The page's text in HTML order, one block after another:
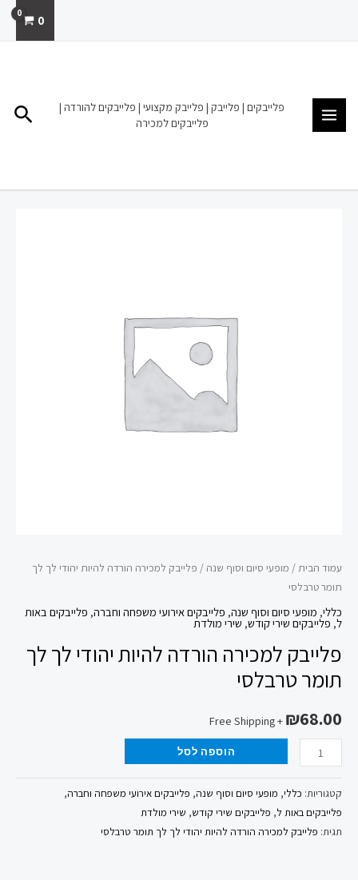
0
פלייבקים | פלייבק | פלייבק מקצועי | פלייבקים להורדה |
פלייבקים למכירה
עמוד הבית/ מופעי סיום וסוף שנה / פלייבק למכירה הורדה להיות יהודי לך לך
תומר טרבלסי
כללי, מופעי סיום וסוף שנה, פלייבקים אירועי משפחה וחברה, פלייבקים באות
ל, פלייבקים שירי קודש, שירי מולדת
פלייבק למכירה הורדה להיות יהודי לך לך
תומר טרבלסי
₪68.00
+ Free Shipping
הוספה לסל
קטגוריות: כללי, מופעי סיום וסוף שנה, פלייבקים אירועי משפחה וחברה,
פלייבקים באות ל, פלייבקים שירי קודש, שירי מולדת
תגית: פלייבק למכירה הורדה להיות יהודי לך לך תומר טרבלסי